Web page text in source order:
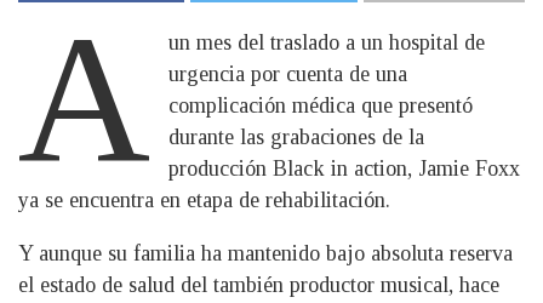
A
un mes del traslado a un hospital de
urgencia por cuenta de una
complicación médica que presentó
durante las grabaciones de la
producción Black in action, Jamie Foxx
ya se encuentra en etapa de rehabilitación.
Y aunque su familia ha mantenido bajo absoluta reserva
el estado de salud del también productor musical, hace